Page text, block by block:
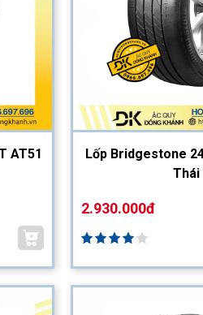
AT51
Lốp Bridgestone
Thái
2.930.000đ